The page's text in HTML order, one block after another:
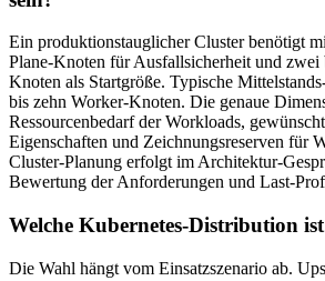
Ein produktionstauglicher Cluster benötigt
Plane-Knoten für Ausfallsicherheit und zwei
Knoten als Startgröße. Typische
bis zehn Worker-Knoten. Die genaue
Ressourcenbedarf der Workloads,
Eigenschaften und Zeichnungsreserven für
Cluster-Planung erfolgt im Architektur-
Bewertung der Anforderungen und Last-
Welche Kubernetes-Distribution
Die Wahl hängt vom Einsatzszenario ab.